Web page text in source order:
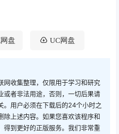
盘 UC网盘
网收集整理，仅限用于学习和研究
或者非法用途，否则，一切后果请
。用户必须在下载后的24个小时之
除上述内容。如果您喜欢该程序和
得到更好的正版服务。我们非常重